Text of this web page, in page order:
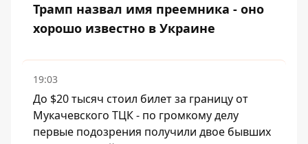
Трамп назвал имя преемника - оно
хорошо известно в Украине
19:03
До $20 тысяч стоил билет за границу от
Мукачевского ТЦК - по громкому делу
первые подозрения получили двое бывших